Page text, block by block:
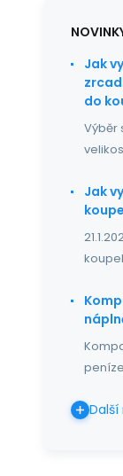
Jak
do
Výběr
Jak
Další